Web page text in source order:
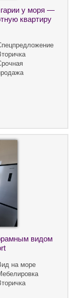
у моря —
квартиру
видом
на море